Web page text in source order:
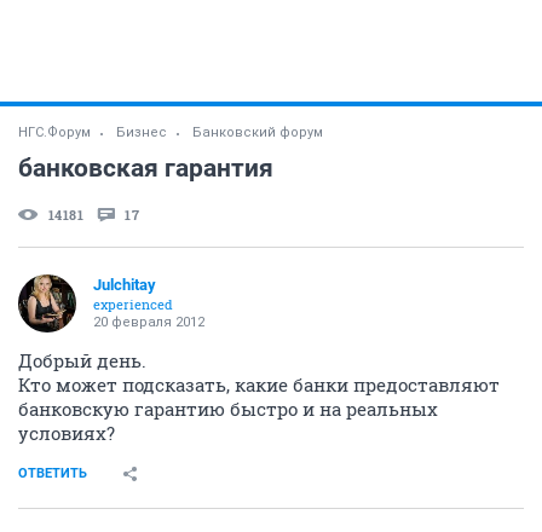
НГС.Форум Бизнес Банковский форум
банковская гарантия
14181 17
Julchitay
experienced
20 февраля 2012
Добрый день.
Кто может подсказать, какие банки предоставляют
банковскую гарантию быстро и на реальных
условиях?
ОТВЕТИТЬ